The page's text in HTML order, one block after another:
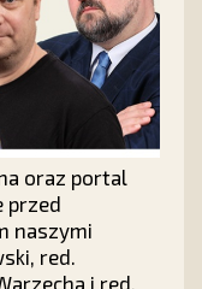
oraz portal
przed
naszymi
red.
i red.